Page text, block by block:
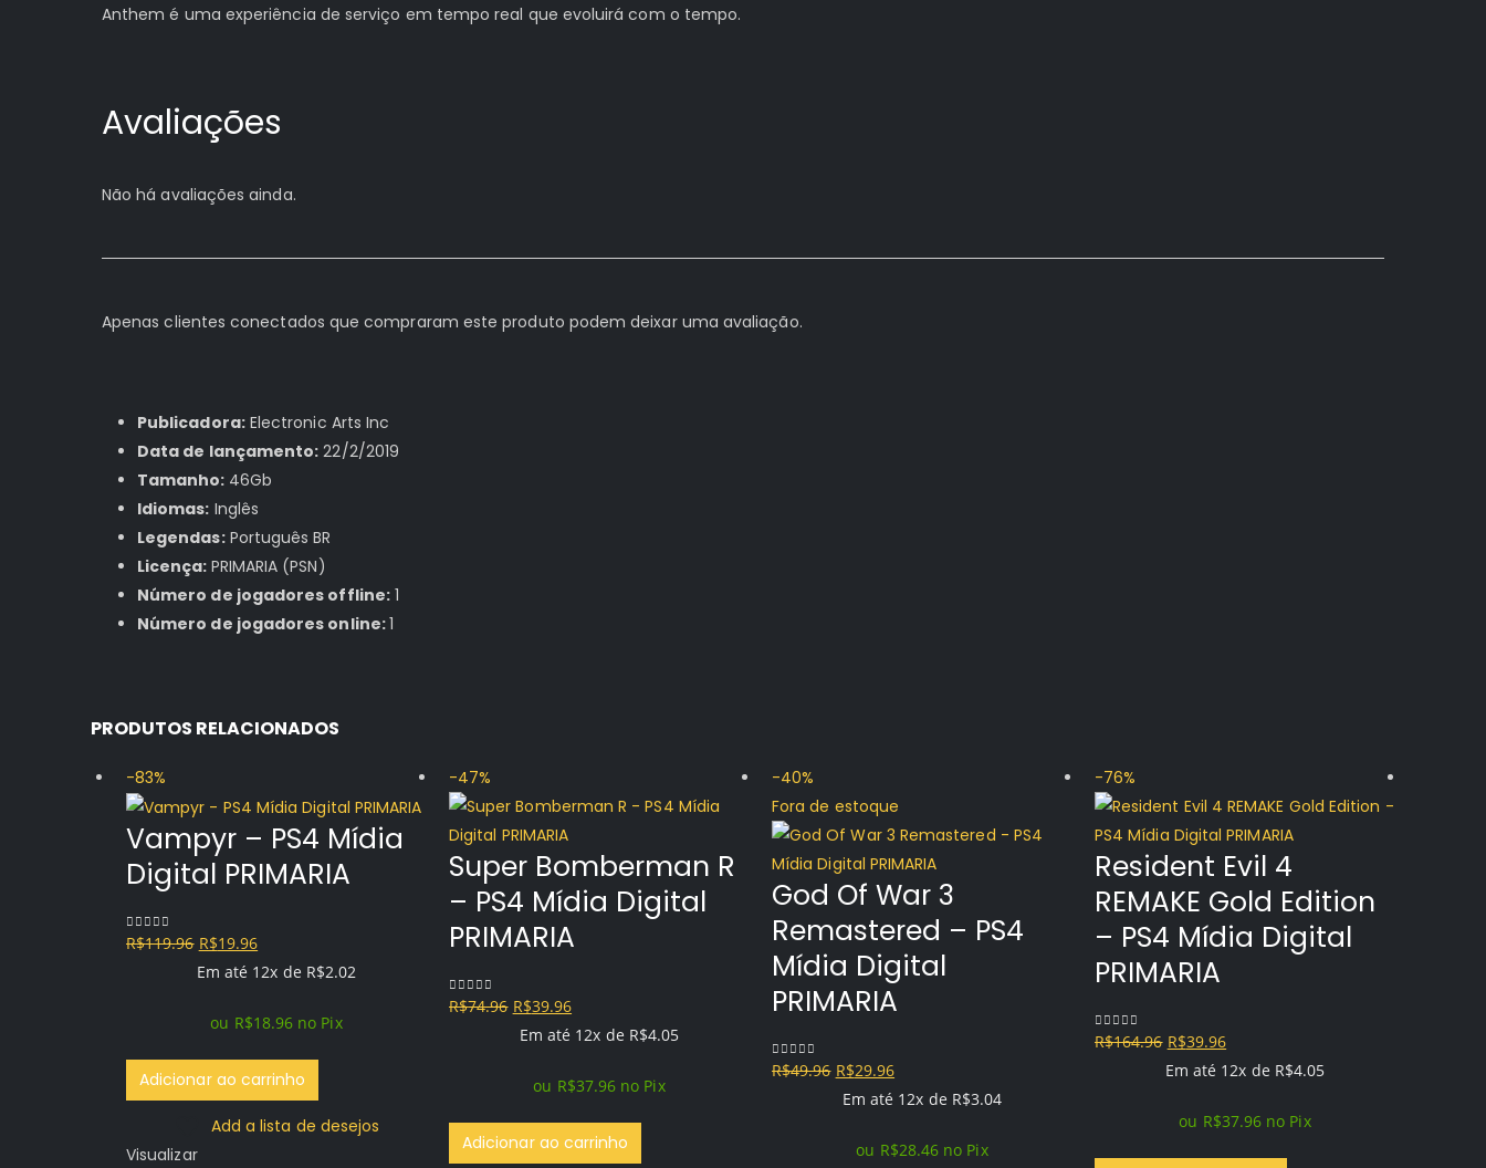
Anthem é uma experiência de serviço em tempo real que evoluirá com o tempo.
Avaliações
Não há avaliações ainda.
Apenas clientes conectados que compraram este produto podem deixar uma avaliação.
Publicadora:Electronic Arts Inc
Data de lançamento: 22/2/2019
Tamanho: 46Gb
Idiomas: Inglês
Legendas:Português BR
Licença: PRIMARIA (PSN)
Número de jogadores offline:1
Número de jogadores online:1
PRODUTOS RELACIONADOS
-83%
Vampyr – PS4 Mídia
Digital PRIMARIA
0out of 5
R$119.96 O
preço
era:
R$119.96.
R$19.96O
preço
é:
R$19.96.
Em até 12x de R$2.02
ou R$18.96 no Pix
Adicionar ao carrinho
Add a lista de desejos
Visualizar
-47%
Super Bomberman R
– PS4 Mídia Digital
PRIMARIA
0out of 5
R$74.96 O
preço
era:
R$74.96.
R$39.96O
preço
é:
R$39.96.
Em até 12x de R$4.05
ou R$37.96 no Pix
Adicionar ao carrinho
-40%
Fora de estoque
God Of War 3
Remastered – PS4
Mídia Digital
PRIMARIA
0out of 5
R$49.96 O
preço
era:
R$29.96O
preço
é:
Em até 12x de R$3.04
ou R$28.46 no Pix
-76%
Resident Evil 4
REMAKE Gold Edition
– PS4 Mídia Digital
PRIMARIA
0out of 5
R$164.96 O
preço
era:
R$164.96.
R$39.96O
preço
é:
R$39.96.
Em até 12x de R$4.05
ou R$37.96 no Pix